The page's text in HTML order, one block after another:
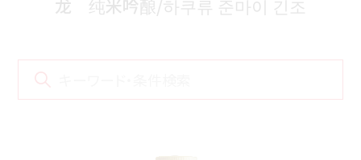
龙 纯米吟酿/하쿠류 준마이 긴조